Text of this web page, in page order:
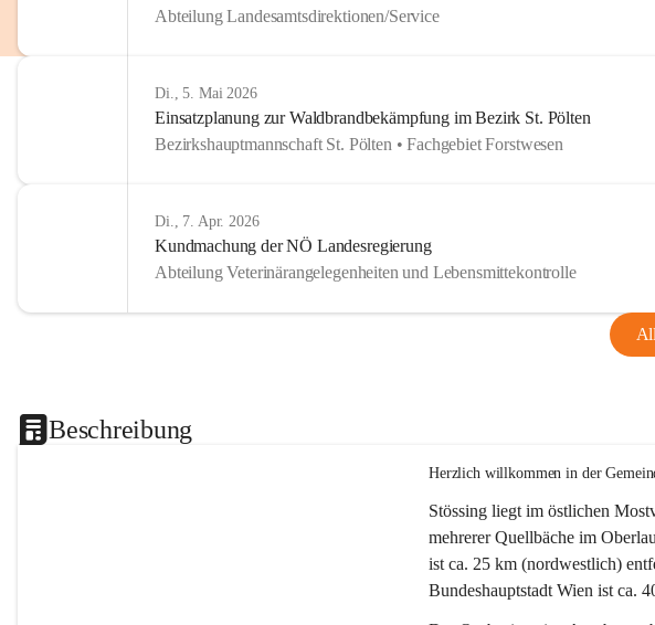
Abteilung Landesamtsdirektionen/Service
Di., 5. Mai 2026
Einsatzplanung zur Waldbrandbekämpfung im Bezirk St. Pölten
Bezirkshauptmannschaft St. Pölten • Fachgebiet Forstwesen
Di., 7. Apr. 2026
Kundmachung der NÖ Landesregierung
Abteilung Veterinärangelegenheiten und Lebensmittekontrolle
Beschreibung
Herzlich willkommen in der
Stössing liegt im östlichen
mehrerer Quellbäche im
ist ca. 25 km (nordwestlich)
Bundeshauptstadt Wien ist ca.